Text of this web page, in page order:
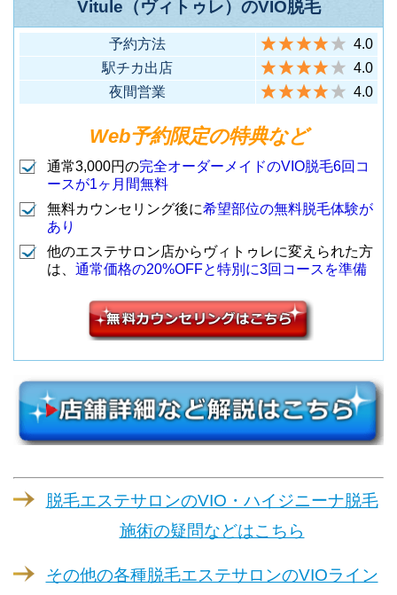
Vitule（ヴィトゥレ）のVIO脱毛
予約方法
4.0
駅チカ出店
4.0
夜間営業
4.0
Web予約限定の特典など
通常3,000円の完全オーダーメイドのVIO脱毛6回コ
ースが1ヶ月間無料
無料カウンセリング後に希望部位の無料脱毛体験が
あり
他のエステサロン店からヴィトゥレに変えられた方
は、 通常価格の20%OFFと特別に3回コースを準備
脱毛エステサロンのVIO・ハイジニーナ脱毛
施術の疑問などはこちら
その他の各種脱毛エステサロンのVIOライン